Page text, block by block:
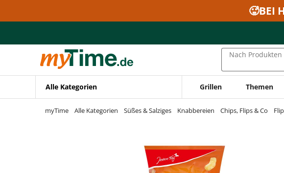
Zur Navigation springen
🥵BEI
Nach Produkten
Alle Kategorien Grillen Themen
myTime Alle Kategorien Süßes & Salziges Knabbereien Chips, Flips & Co